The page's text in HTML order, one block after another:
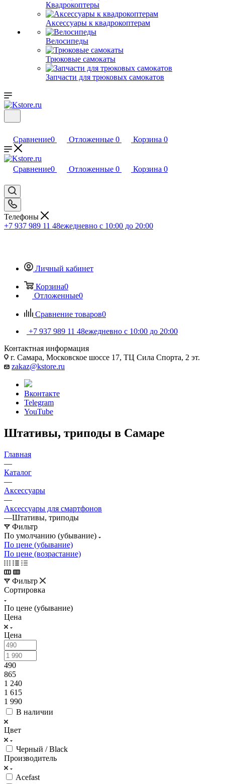
Квадрокоптеры
Аксессуары к квадрокоптерам
Велосипеды
Трюковые самокаты
Запчасти для трюковых самокатов
Сравнение0 Отложенные 0 Корзина 0
Сравнение0 Отложенные 0 Корзина 0
Телефоны
+7 937 989 11 48ежедневно с 10:00 до 20:00
Личный кабинет
Корзина0
Отложенные0
Сравнение товаров0
+7 937 989 11 48ежедневно с 10:00 до 20:00
Контактная информация
г. Самара, Московское шоссе 17, ТЦ Сила Спорта, 2 эт.
zakaz@kstore.ru
Вконтакте
Telegram
YouTube
Штативы, триподы в Самаре
Главная
—
Каталог
—
Аксессуары
—
Аксессуары для смартфонов
—Штативы, триподы
Фильтр
По умолчанию (убывание)
По цене (убывание)
По цене (возрастание)
Фильтр
Сортировка
По цене (убывание)
Цена
Цена
490
865
1 240
1 615
1 990
В наличии
Цвет
Черный / Black
Производитель
Acefast